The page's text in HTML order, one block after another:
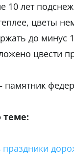
10 лет
цветы
до минус
цвести
памятник
теме:
праздники